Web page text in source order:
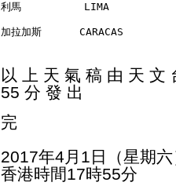
利馬          LIMA
加拉加斯      CARACAS
以 上 天 氣 稿 由 天 文
55 分 發 出
完
2017年4月1日（星期
香港時間17時55分